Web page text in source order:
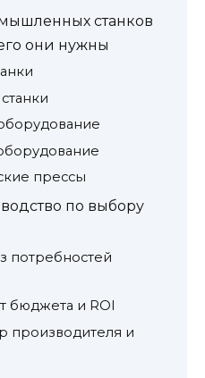
станков
они нужны
прессы
по выбору
потребностей
бюджета и ROI
производителя и